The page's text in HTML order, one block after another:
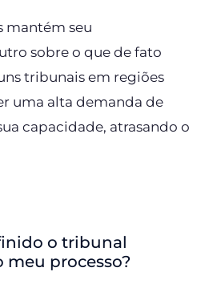
mantém seu
sobre o que de fato
tribunais em regiões
uma alta demanda de
capacidade, atrasando o
o tribunal
meu processo?